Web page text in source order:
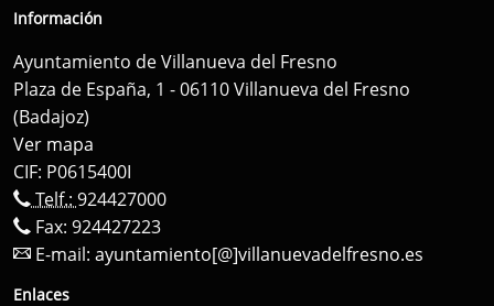
Información
Ayuntamiento de Villanueva del Fresno
Plaza de España, 1 - 06110 Villanueva del Fresno
(Badajoz)
Ver mapa
CIF: P0615400I
Telf.: 924427000
Fax: 924427223
E-mail: ayuntamiento[@]villanuevadelfresno.es
Enlaces